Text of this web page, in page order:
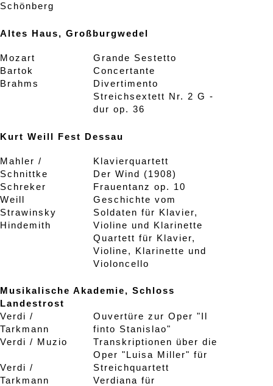
Schönberg
Altes Haus, Großburgwedel
Mozart
Bartok
Brahms
Grande Sestetto
Concertante
Divertimento
Streichsextett Nr. 2 G -
dur op. 36
Kurt Weill Fest Dessau
Mahler /
Schnittke
Schreker
Weill
Strawinsky
Hindemith
Klavierquartett
Der Wind (1908)
Frauentanz op. 10
Geschichte vom
Soldaten für Klavier,
Violine und Klarinette
Quartett für Klavier,
Violine, Klarinette und
Violoncello
Musikalische Akademie, Schloss
Landestrost
Verdi /
Tarkmann
Verdi / Muzio
Verdi /
Tarkmann
Ouvertüre zur Oper "Il
finto Stanislao"
Transkriptionen über die
Oper "Luisa Miller" für
Streichquartett
Verdiana für